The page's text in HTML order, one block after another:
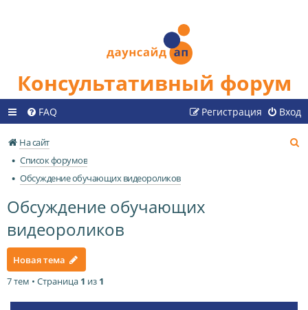
Консультативный форум
FAQ Вход
Регистрация
На сайт
Список форумов
Обсуждение обучающих видеороликов
Обсуждение обучающих
видеороликов
Новая тема
7 тем • Страница 1 из 1